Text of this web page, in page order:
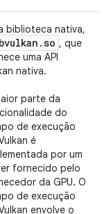
biblioteca nativa,
.so , que
uma API
nativa.
parte da
do
de execução
é
por um
fornecido pelo
da GPU. O
de execução
envolve o